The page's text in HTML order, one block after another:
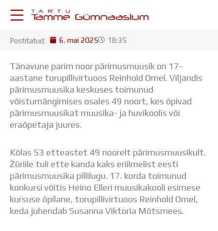
KESKKONNAD
Postkast
Drive
Tamme TV
Tamme Leht
Kooliraadio
Koorilaul
Tunniplaan
Aastaplaan
Õppekava
Ainepassid
Huviringid
Õpilastööd (UPT)
Postitatud: 6. mai 2025 18:35
Tänavune parim noor pärimusmuusik on 17-
aastane torupillivirtuoos Reinhold Omel. Viljandis
pärimusmuusika keskuses toimunud
võistumängimises osales 49 noort, kes õpivad
pärimusmuusikat muusika- ja huvikoolis või
eraõpetaja juures.
Kõlas 53 etteastet 49 noorelt pärimusmuusikult.
Žüriile tuli ette kanda kaks eriilmelist eesti
pärimusmuusika pillilugu. 17. korda toimunud
konkursi võitis Heino Elleri muusikakooli esimese
kursuse õpilane, torupillivirtuoos Reinhold Omel,
keda juhendab Susanna Viktoria Mõtsmees.